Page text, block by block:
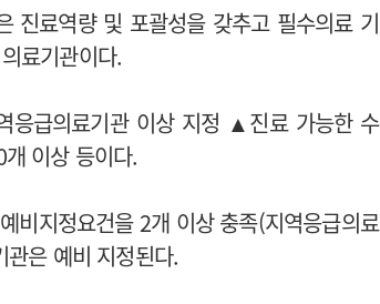
진료역량 및 포괄성을 갖추고 필수의료 기
료기관이다.
급의료기관 이상 지정 ▲진료 가능한 수
이상 등이다.
비지정요건을 2개 이상 충족(지역응급의료
은 예비 지정된다.